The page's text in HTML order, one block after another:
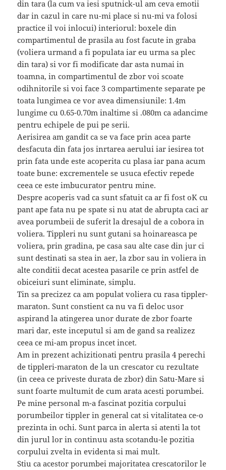
din tara (la cum va iesi sputnick-ul am ceva emotii
dar in cazul in care nu-mi place si nu-mi va folosi
practice il voi inlocui) interiorul: boxele din
compartimentul de prasila au fost facute in graba
(voliera urmand a fi populata iar eu urma sa plec
din tara) si vor fi modificate dar asta numai in
toamna, in compartimentul de zbor voi scoate
odihnitorile si voi face 3 compartimente separate pe
toata lungimea ce vor avea dimensiunile: 1.4m
lungime cu 0.65-0.70m inaltime si .080m ca adancime
pentru echipele de pui pe serii.
Aerisirea am gandit ca se va face prin acea parte
desfacuta din fata jos inrtarea aerului iar iesirea tot
prin fata unde este acoperita cu plasa iar pana acum
toate bune: excrementele se usuca efectiv repede
ceea ce este imbucurator pentru mine.
Despre acoperis vad ca sunt sfatuit ca ar fi fost oK cu
pant ape fata nu pe spate si nu atat de abrupta caci ar
avea porumbeii de suferit la dresajul de a cobora in
voliera. Tippleri nu sunt gutani sa hoinareasca pe
voliera, prin gradina, pe casa sau alte case din jur ci
sunt destinati sa stea in aer, la zbor sau in voliera in
alte conditii decat acestea pasarile ce prin astfel de
obiceiuri sunt eliminate, simplu.
Tin sa precizez ca am populat voliera cu rasa tippler-
maraton. Sunt constient ca nu va fi deloc usor
aspirand la atingerea unor durate de zbor foarte
mari dar, este inceputul si am de gand sa realizez
ceea ce mi-am propus incet incet.
Am in prezent achizitionati pentru prasila 4 perechi
de tippleri-maraton de la un crescator cu rezultate
(in ceea ce priveste durata de zbor) din Satu-Mare si
sunt foarte multumit de cum arata acesti porumbei.
Pe mine personal m-a fascinat pozitia corpului
porumbeilor tippler in general cat si vitalitatea ce-o
prezinta in ochi. Sunt parca in alerta si atenti la tot
din jurul lor in continuu asta scotandu-le pozitia
corpului zvelta in evidenta si mai mult.
Stiu ca acestor porumbei majoritatea crescatorilor le